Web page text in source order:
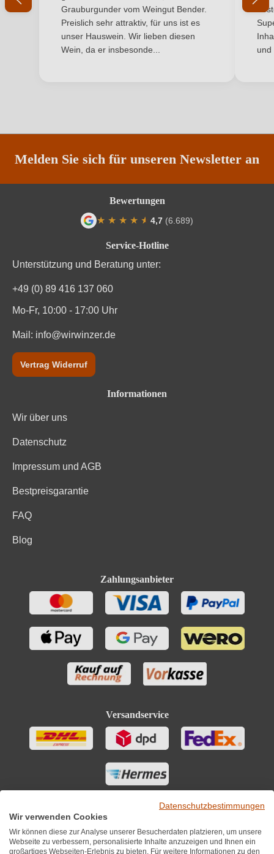
Land Deutschland
Sekt
Traubenfarbe
Weinart Perl- & Schaumwein
Nährwertangaben
Durchschnittliche nährwertangaben
Kohlenhydrate
Kohlenhydrate davon Zucker
Zutaten
Ich habe mein Passwort vergessen
Grauburgunder vom Weingut Bender.
Preislich sehr attraktiv, für uns ist es
unser Hauswein. Wir lieben diesen
Wein, da er insbesonde...
und
Melden Sie sich für unseren Newsletter an
Service-Hotline
Unterstützung und Beratung unter:
+49 (0) 89 416 137 060
Mo-Fr, 10:00 - 17:00 Uhr
Mail: info@wirwinzer.de
Vertrag Widerruf
Informationen
Wir über uns
Datenschutz
Impressum und AGB
Bestpreisgarantie
FAQ
Blog
Zahlungsanbieter
Versandservice
Bewertungen
★ ★ ★ ★ ★
★ 4,7 (6.689)
Datenschutzbestimmungen
Wir verwenden Cookies
Wir können diese zur Analyse unserer Besucherdaten platzieren, um unsere
Webseite zu verbessern, personalisierte Inhalte anzuzeigen und Ihnen ein
großartiges Webseiten-Erlebnis zu bieten. Für weitere Informationen zu den